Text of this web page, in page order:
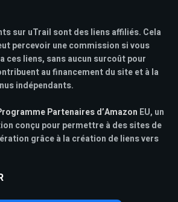
sur uTrail sont des liens affiliés. Cela
percevoir une commission si vous
ces liens, sans aucun surcoût pour
au financement du site et à la
indépendants.
Partenaires d’Amazon EU, un
conçu pour permettre à des sites de
grâce à la création de liens vers